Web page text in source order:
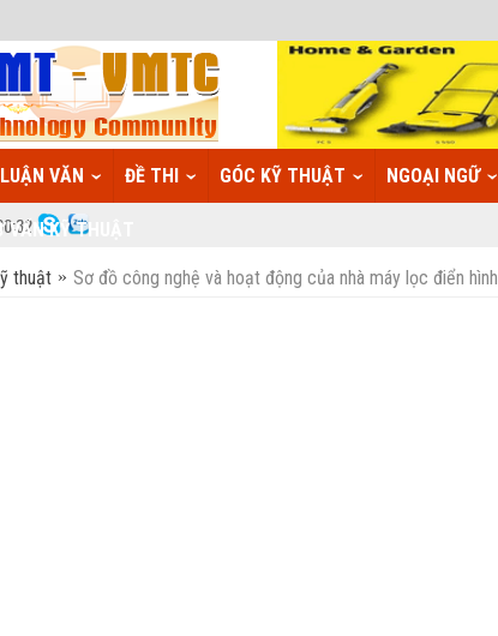
LUẬN VĂN ĐỀ THI GÓC KỸ THUẬT NGOẠI NGỮ
KỸ THUẬT
thuật Sơ đồ công nghệ và hoạt động của nhà máy lọc điển hình